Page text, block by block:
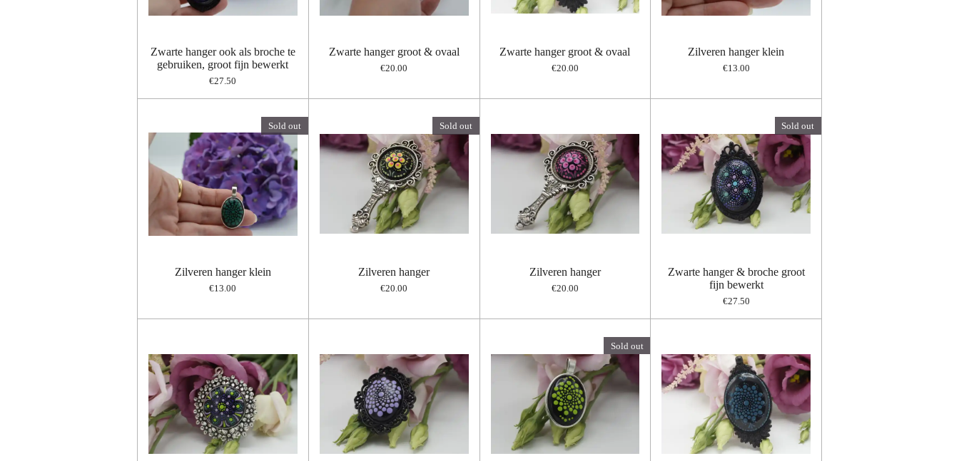
Zwarte hanger ook als broche te
gebruiken, groot fijn bewerkt
€27.50
Zwarte hanger groot & ovaal
€20.00
Zwarte hanger groot & ovaal
€20.00
Zilveren hanger klein
€13.00
Sold out
Zilveren hanger klein
€13.00
Sold out
Zilveren hanger
€20.00
Zilveren hanger
€20.00
Sold out
Zwarte hanger & broche groot
fijn bewerkt
€27.50
Sold out